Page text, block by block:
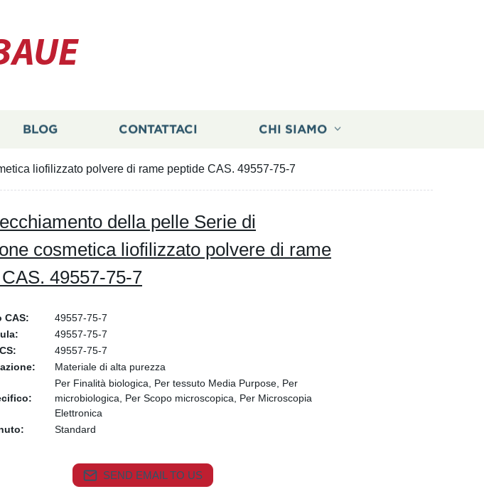
BLOG CONTATTACI CHI SIAMO
liofilizzato polvere di rame peptide CAS. 49557-75-7
della pelle Serie di
cosmetica liofilizzato polvere di rame
49557-75-7
CAS:
49557-75-7
49557-75-7
49557-75-7
Materiale di alta purezza
Per Finalità biologica, Per tessuto Media Purpose, Per
microbiologica, Per Scopo microscopica, Per Microscopia
Elettronica
Standard
SEND EMAIL TO US